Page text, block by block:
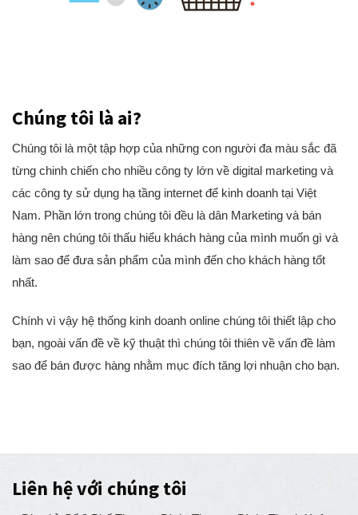
Chúng tôi là ai?
Chúng tôi là một tập hợp của những con người đa màu sắc đã
từng chinh chiến cho nhiều công ty lớn về digital marketing và
các công ty sử dụng hạ tầng internet để kinh doanh tại Việt
Nam. Phần lớn trong chúng tôi đều là dân Marketing và bán
hàng nên chúng tôi thấu hiểu khách hàng của mình muốn gì và
làm sao để đưa sản phẩm của mình đến cho khách hàng tốt
nhất.
Chính vì vậy hệ thống kinh doanh online chúng tôi thiết lập cho
bạn, ngoài vấn đề về kỹ thuật thì chúng tôi thiên về vấn đề làm
sao để bán được hàng nhằm mục đích tăng lợi nhuận cho bạn.
Liên hệ với chúng tôi